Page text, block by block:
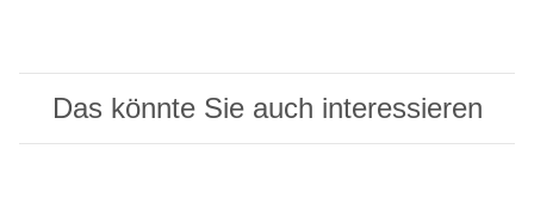
Das könnte Sie auch interessieren